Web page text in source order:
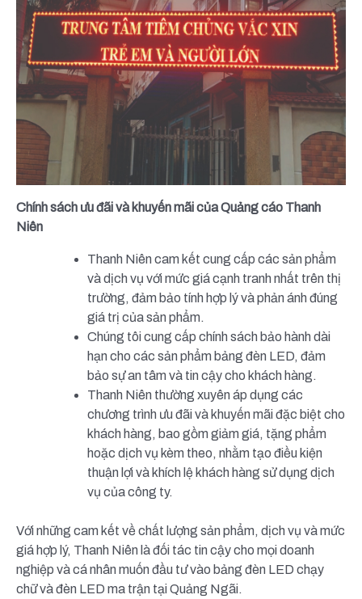
Chính sách ưu đãi và khuyến mãi của Quảng cáo Thanh
Niên
Thanh Niên cam kết cung cấp các sản phẩm
và dịch vụ với mức giá cạnh tranh nhất trên thị
trường, đảm bảo tính hợp lý và phản ánh đúng
giá trị của sản phẩm.
Chúng tôi cung cấp chính sách bảo hành dài
hạn cho các sản phẩm bảng đèn LED, đảm
bảo sự an tâm và tin cậy cho khách hàng.
Thanh Niên thường xuyên áp dụng các
chương trình ưu đãi và khuyến mãi đặc biệt cho
khách hàng, bao gồm giảm giá, tặng phẩm
hoặc dịch vụ kèm theo, nhằm tạo điều kiện
thuận lợi và khích lệ khách hàng sử dụng dịch
vụ của công ty.
Với những cam kết về chất lượng sản phẩm, dịch vụ và mức
giá hợp lý, Thanh Niên là đối tác tin cậy cho mọi doanh
nghiệp và cá nhân muốn đầu tư vào bảng đèn LED chạy
chữ và đèn LED ma trận tại Quảng Ngãi.